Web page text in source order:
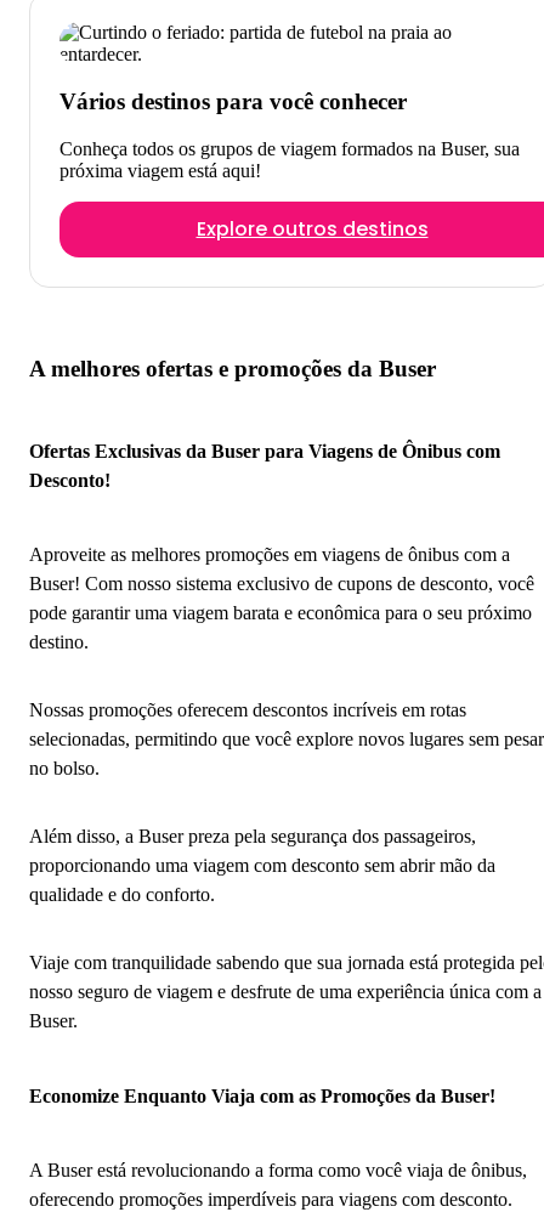
Vários destinos para você conhecer
Conheça todos os grupos de viagem formados na Buser, sua
próxima viagem está aqui!
Explore outros destinos
A melhores ofertas e promoções da Buser
Ofertas Exclusivas da Buser para Viagens de Ônibus com
Desconto!
Aproveite as melhores promoções em viagens de ônibus com a
Buser! Com nosso sistema exclusivo de cupons de desconto, você
pode garantir uma viagem barata e econômica para o seu próximo
destino.
Nossas promoções oferecem descontos incríveis em rotas
selecionadas, permitindo que você explore novos lugares sem pesar
no bolso.
Além disso, a Buser preza pela segurança dos passageiros,
proporcionando uma viagem com desconto sem abrir mão da
qualidade e do conforto.
Viaje com tranquilidade sabendo que sua jornada está protegida
nosso seguro de viagem e desfrute de uma experiência única com a
Buser.
Economize Enquanto Viaja com as Promoções da Buser!
A Buser está revolucionando a forma como você viaja de ônibus,
oferecendo promoções imperdíveis para viagens com desconto.